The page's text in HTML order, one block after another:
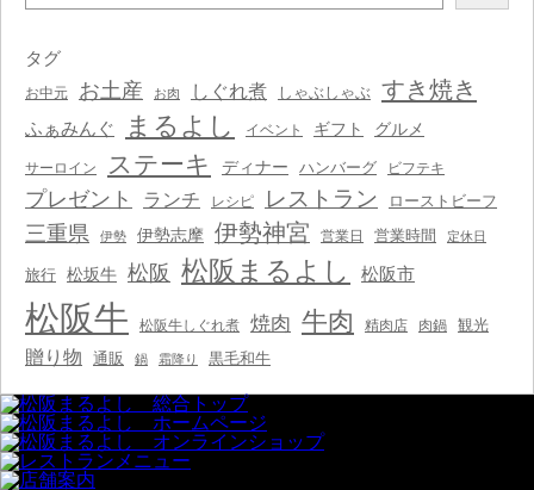
索
タグ
お中元 お土産 お肉 しぐれ煮 しゃぶしゃぶ すき焼き
ふぁみんぐ まるよし イベント ギフト グルメ
サーロイン ステーキ ディナー ハンバーグ ビフテキ
プレゼント ランチ レシピ レストラン ローストビーフ
三重県 伊勢 伊勢志摩 伊勢神宮 営業日 営業時間 定休日
旅行 松坂牛 松阪 松阪まるよし 松阪市
松阪牛 松阪牛しぐれ煮 焼肉 牛肉 精肉店 肉鍋 観光
贈り物 通販 鍋 霜降り 黒毛和牛